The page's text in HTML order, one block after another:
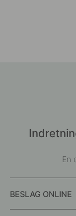
En
BESLAG ONLINE